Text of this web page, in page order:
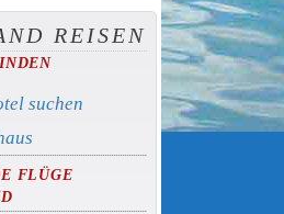
REISEN
suchen
FLÜGE